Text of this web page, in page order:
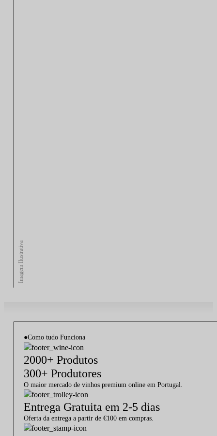
Imagem Ilustrativa
●Como tudo Funciona
2000+ Produtos
300+ Produtores
O maior mercado de vinhos premium online em Portugal.
Entrega Gratuita em 2-5 dias
Oferta da entrega a partir de €100 em compras.